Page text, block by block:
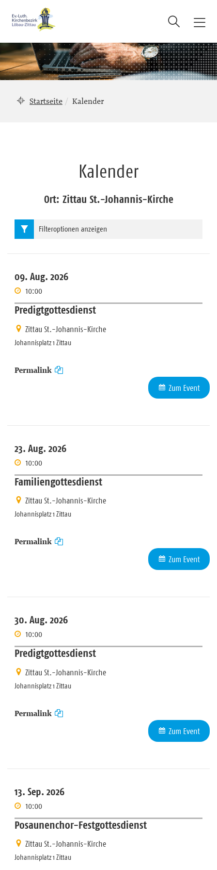
T
g
g
l
Suche
Startseite Kalender
Kalender
Ort: Zittau St.-Johannis-Kirche
09. Aug. 2026
10:00
Predigtgottesdienst
Zittau St.-Johannis-Kirche
Johannisplatz 1 Zittau
Permalink
Zum Event
23. Aug. 2026
10:00
Familiengottesdienst
Zittau St.-Johannis-Kirche
Johannisplatz 1 Zittau
Permalink
Zum Event
30. Aug. 2026
10:00
Predigtgottesdienst
Zittau St.-Johannis-Kirche
Johannisplatz 1 Zittau
Permalink
Zum Event
13. Sep. 2026
10:00
Posaunenchor-Festgottesdienst
Zittau St.-Johannis-Kirche
Johannisplatz 1 Zittau
Filteroptionen anzeigen